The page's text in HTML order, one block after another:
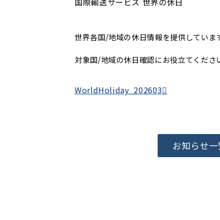
世界各国/地域の休日情報を提供していま
対象国/地域の休日確認にお役立てくださ
WorldHoliday_202603
お知らせ